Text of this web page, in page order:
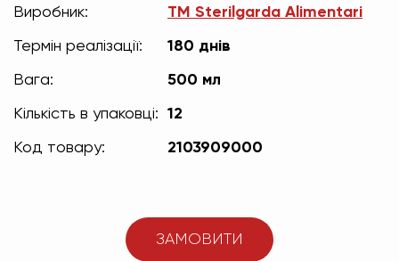
Виробник: ТМ Sterilgarda Alimentari
Термін реалізації: 180 днів
Вага: 500 мл
Кількість в упаковці: 12
Код товару: 2103909000
ЗАМОВИТИ